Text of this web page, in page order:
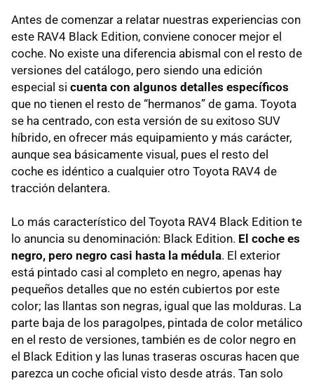
Antes de comenzar a relatar nuestras experiencias con
este RAV4 Black Edition, conviene conocer mejor el
coche. No existe una diferencia abismal con el resto de
versiones del catálogo, pero siendo una edición
especial si cuenta con algunos detalles específicos
que no tienen el resto de “hermanos” de gama. Toyota
se ha centrado, con esta versión de su exitoso SUV
híbrido, en ofrecer más equipamiento y más carácter,
aunque sea básicamente visual, pues el resto del
coche es idéntico a cualquier otro Toyota RAV4 de
tracción delantera.
Lo más característico del Toyota RAV4 Black Edition te
lo anuncia su denominación: Black Edition. El coche es
negro, pero negro casi hasta la médula. El exterior
está pintado casi al completo en negro, apenas hay
pequeños detalles que no estén cubiertos por este
color; las llantas son negras, igual que las molduras. La
parte baja de los paragolpes, pintada de color metálico
en el resto de versiones, también es de color negro en
el Black Edition y las lunas traseras oscuras hacen que
parezca un coche oficial visto desde atrás. Tan solo